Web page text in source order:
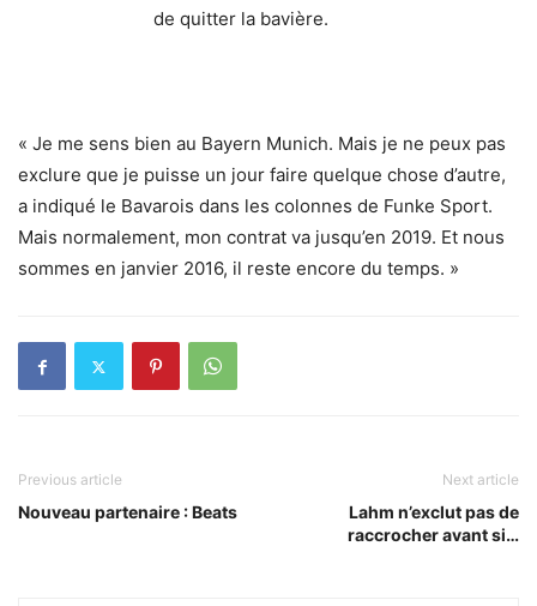
de quitter la bavière.
« Je me sens bien au Bayern Munich. Mais je ne peux pas
exclure que je puisse un jour faire quelque chose d’autre,
a indiqué le Bavarois dans les colonnes de Funke Sport.
Mais normalement, mon contrat va jusqu’en 2019. Et nous
sommes en janvier 2016, il reste encore du temps. »
Previous article
Nouveau partenaire : Beats
Next article
Lahm n’exclut pas de
raccrocher avant si…